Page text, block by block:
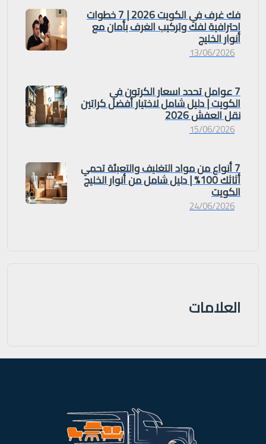
فك غرف في الكويت 2026 | 7 خطوات
احترافية لفك وتركيب الغرف بأمان مع
أنوار الخليج
13/06/2026
7 عوامل تحدد اسعار الكرتون في
الكويت | دليل شامل لاختيار أفضل كراتين
نقل العفش 2026
15/06/2026
7 أنواع من مواد التغليف والتعبئة تحمي
أثاثك 100% | دليل شامل من أنوار الخليج
الكويت
24/06/2026
العلامات